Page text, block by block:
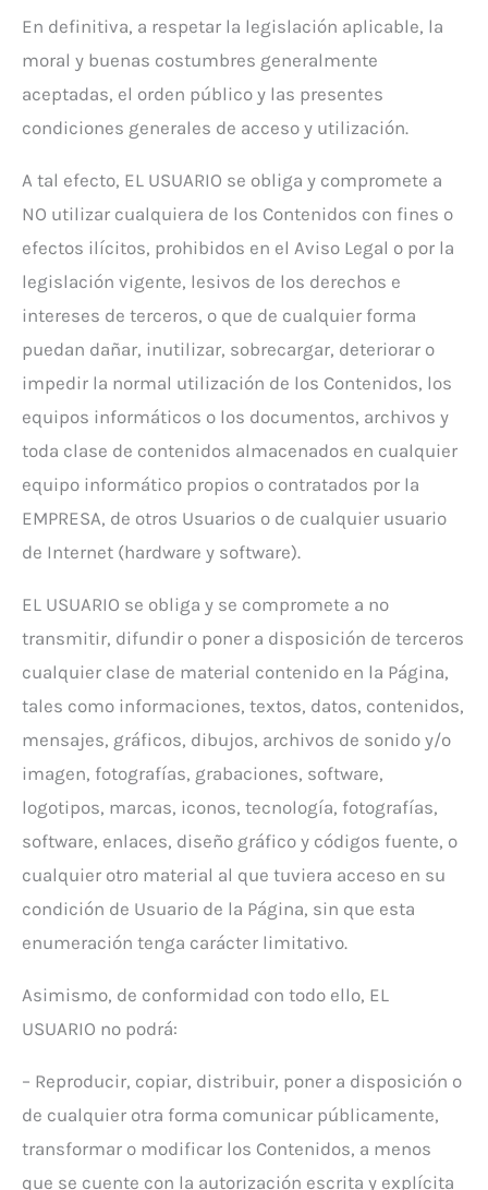
En definitiva, a respetar la legislación aplicable, la
moral y buenas costumbres generalmente
aceptadas, el orden público y las presentes
condiciones generales de acceso y utilización.
A tal efecto, EL USUARIO se obliga y compromete a
NO utilizar cualquiera de los Contenidos con fines o
efectos ilícitos, prohibidos en el Aviso Legal o por la
legislación vigente, lesivos de los derechos e
intereses de terceros, o que de cualquier forma
puedan dañar, inutilizar, sobrecargar, deteriorar o
impedir la normal utilización de los Contenidos, los
equipos informáticos o los documentos, archivos y
toda clase de contenidos almacenados en cualquier
equipo informático propios o contratados por la
EMPRESA, de otros Usuarios o de cualquier usuario
de Internet (hardware y software).
EL USUARIO se obliga y se compromete a no
transmitir, difundir o poner a disposición de terceros
cualquier clase de material contenido en la Página,
tales como informaciones, textos, datos, contenidos,
mensajes, gráficos, dibujos, archivos de sonido y/o
imagen, fotografías, grabaciones, software,
logotipos, marcas, iconos, tecnología, fotografías,
software, enlaces, diseño gráfico y códigos fuente, o
cualquier otro material al que tuviera acceso en su
condición de Usuario de la Página, sin que esta
enumeración tenga carácter limitativo.
Asimismo, de conformidad con todo ello, EL
USUARIO no podrá:
– Reproducir, copiar, distribuir, poner a disposición o
de cualquier otra forma comunicar públicamente,
transformar o modificar los Contenidos, a menos
que se cuente con la autorización escrita y explícita